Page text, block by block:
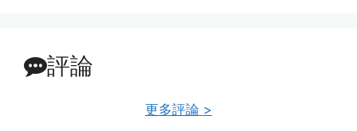
評論
更多評論 >